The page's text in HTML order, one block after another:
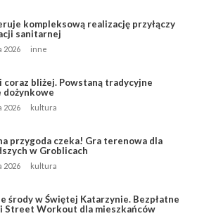
kompleksową realizację przyłączy
sanitarnej
2026 inne
coraz bliżej. Powstaną tradycyjne
dożynkowe
2026 kultura
przygoda czeka! Gra terenowa dla
w Groblicach
2026 kultura
środy w Świętej Katarzynie. Bezpłatne
Street Workout dla mieszkańców